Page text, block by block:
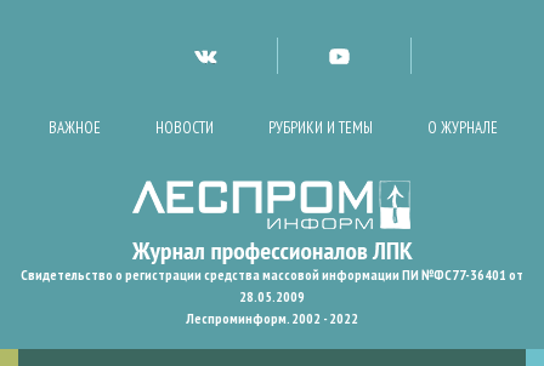
ВАЖНОЕ НОВОСТИ РУБРИКИ И ТЕМЫ О ЖУРНАЛЕ
Свидетельство о регистрации средства массовой информации ПИ №ФС77-36401 от
28.05.2009
Леспроминформ. 2002 - 2022